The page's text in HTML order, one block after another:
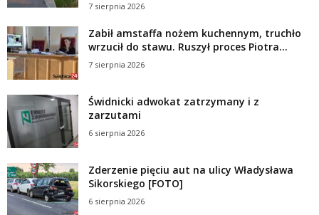
7 sierpnia 2026
Zabił amstaffa nożem kuchennym, truchło
wrzucił do stawu. Ruszył proces Piotra...
7 sierpnia 2026
Świdnicki adwokat zatrzymany i z
zarzutami
6 sierpnia 2026
Zderzenie pięciu aut na ulicy Władysława
Sikorskiego [FOTO]
6 sierpnia 2026